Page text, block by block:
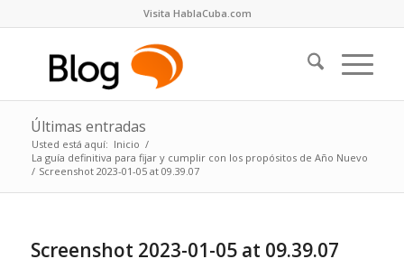
Visita HablaCuba.com
Últimas entradas
Usted está aquí: Inicio /
La guía definitiva para fijar y cumplir con los propósitos de Año Nuevo
/ Screenshot 2023-01-05 at 09.39.07
Screenshot 2023-01-05 at 09.39.07